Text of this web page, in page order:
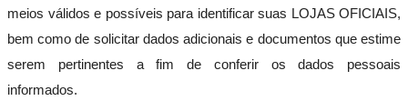
meios válidos e possíveis para identificar suas LOJAS OFICIAIS,
bem como de solicitar dados adicionais e documentos que estime
serem pertinentes a fim de conferir os dados pessoais
informados.